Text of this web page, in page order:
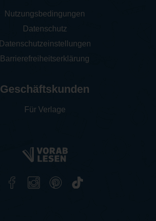
Nutzungsbedingungen
Datenschutz
Datenschutzeinstellungen
Barrierefreiheitserklärung
Geschäftskunden
Für Verlage